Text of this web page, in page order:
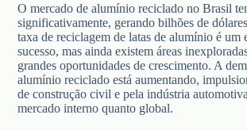
O mercado de alumínio reciclado no Brasil
significativamente, gerando bilhões de
taxa de reciclagem de latas de alumínio é um
sucesso, mas ainda existem áreas
grandes oportunidades de crescimento. A
alumínio reciclado está aumentando,
de construção civil e pela indústria
mercado interno quanto global.